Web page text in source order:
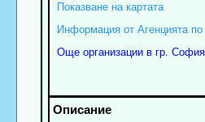
Показване на картата
Информация от Агенцията по
Още организации в гр.